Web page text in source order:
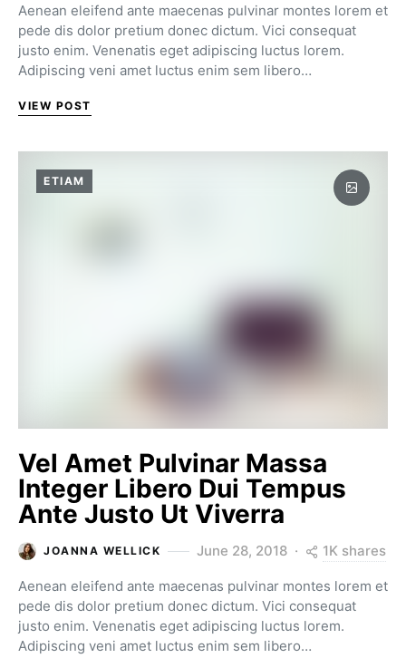
Aenean eleifend ante maecenas pulvinar montes lorem et
pede dis dolor pretium donec dictum. Vici consequat
justo enim. Venenatis eget adipiscing luctus lorem.
Adipiscing veni amet luctus enim sem libero…
VIEW POST
ETIAM
Vel Amet Pulvinar Massa
Integer Libero Dui Tempus
Ante Justo Ut Viverra
JOANNA WELLICK June 28, 2018 1K shares
Aenean eleifend ante maecenas pulvinar montes lorem et
pede dis dolor pretium donec dictum. Vici consequat
justo enim. Venenatis eget adipiscing luctus lorem.
Adipiscing veni amet luctus enim sem libero…